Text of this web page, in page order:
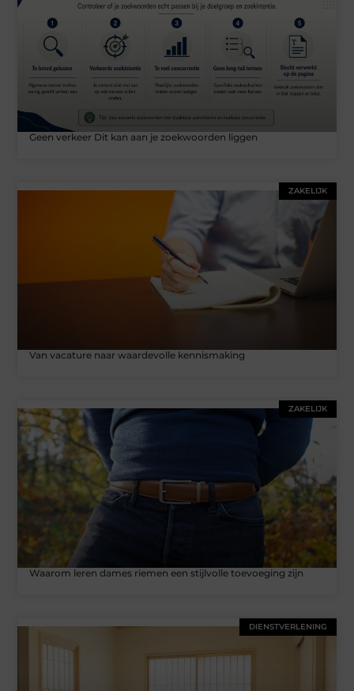
Geen verkeer Dit kan aan je zoekwoorden liggen
ZAKELIJK
Van vacature naar waardevolle kennismaking
ZAKELIJK
Waarom leren dames riemen een stijlvolle toevoeging zijn
DIENSTVERLENING